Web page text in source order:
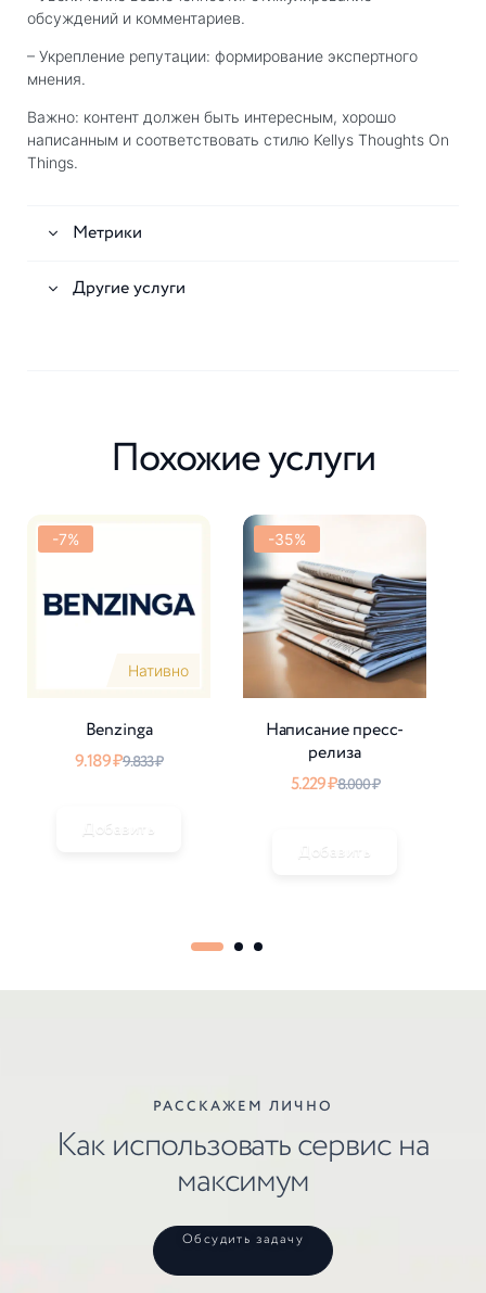
обсуждений и комментариев.
– Укрепление репутации: формирование экспертного
мнения.
Важно: контент должен быть интересным, хорошо
написанным и соответствовать стилю Kellys Thoughts On
Things.
Метрики
Другие услуги
Похожие услуги
Нативно
-7%
Benzinga
9.833₽
9.189₽
Добавить
-35%
Написание пресс-
релиза
8.000₽
5.229₽
Добавить
РАССКАЖЕМ ЛИЧНО
Как использовать сервис на
максимум
Обсудить задачу